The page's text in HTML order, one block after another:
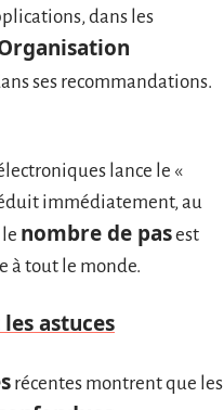
dans les
ses recommandations.
lance le «
immédiatement, au
nombre de pasest
à tout le monde.
astuces
récentes montrent que les